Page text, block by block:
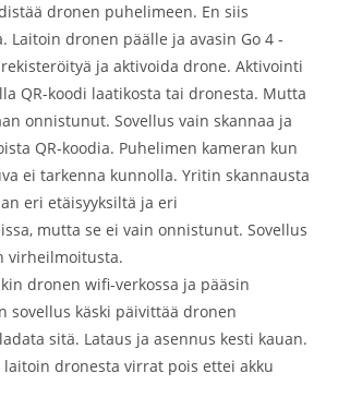
dronen puhelimeen. En siis
Laitoin dronen päälle ja avasin Go 4 -
ja aktivoida drone. Aktivointi
QR-koodi laatikosta tai dronesta. Mutta
onnistunut. Sovellus vain skannaa ja
QR-koodia. Puhelimen kameran kun
ei tarkenna kunnolla. Yritin skannausta
eri etäisyyksiltä ja eri
mutta se ei vain onnistunut. Sovellus
virheilmoitusta.
dronen wifi-verkossa ja pääsin
sovellus käski päivittää dronen
sitä. Lataus ja asennus kesti kauan.
laitoin dronesta virrat pois ettei akku